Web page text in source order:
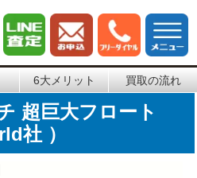
6大メリット 買取の流れ
超巨大フロート
社 ）